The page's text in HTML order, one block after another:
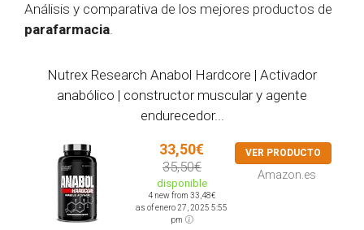
Análisis y comparativa de los mejores productos de
parafarmacia.
Nutrex Research Anabol Hardcore | Activador
anabólico | constructor muscular y agente
endurecedor...
33,50€
35,50€
disponible
4 new from 33,48€
as of enero 27, 2025 5:55
pm
VER PRODUCTO
Amazon.es